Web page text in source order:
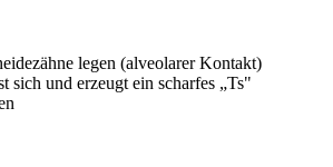
legen (alveolarer Kontakt)
und erzeugt ein scharfes „Ts"